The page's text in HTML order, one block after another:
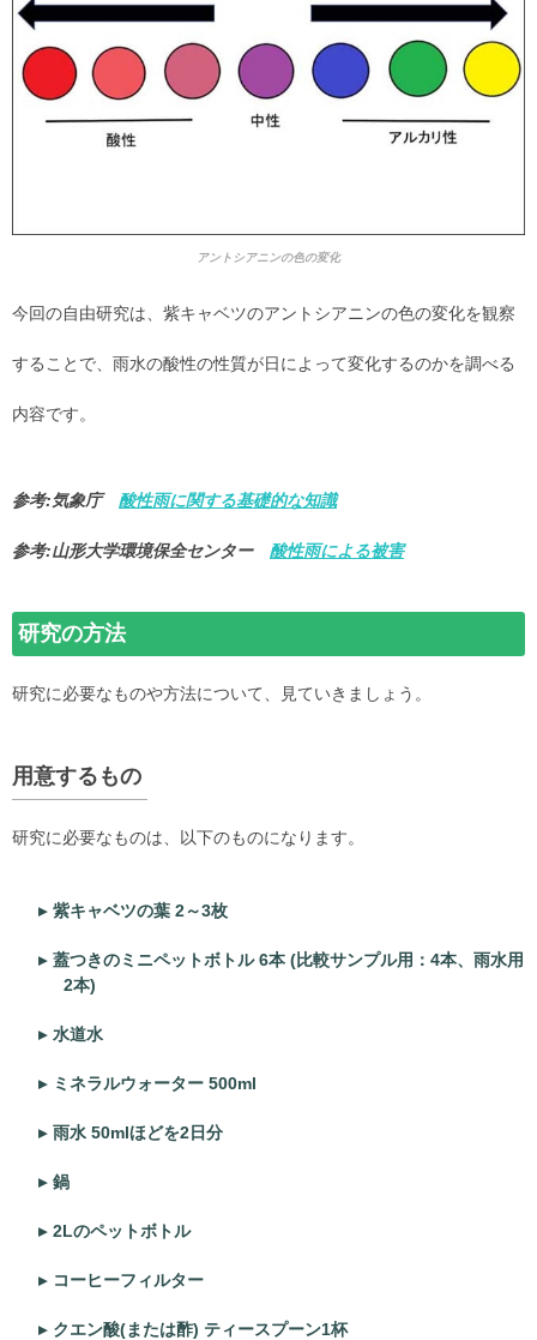
アントシアニンの色の変化
今回の自由研究は、紫キャベツのアントシアニンの色の変化を観察
することで、雨水の酸性の性質が日によって変化するのかを調べる
内容です。
参考:気象庁 酸性雨に関する基礎的な知識
参考:山形大学環境保全センター 酸性雨による被害
研究の方法
研究に必要なものや方法について、見ていきましょう。
用意するもの
研究に必要なものは、以下のものになります。
紫キャベツの葉 2～3枚
蓋つきのミニペットボトル 6本 (比較サンプル用：4本、雨水用
2本)
水道水
ミネラルウォーター 500ml
雨水 50mlほどを2日分
鍋
2Lのペットボトル
コーヒーフィルター
クエン酸(または酢) ティースプーン1杯